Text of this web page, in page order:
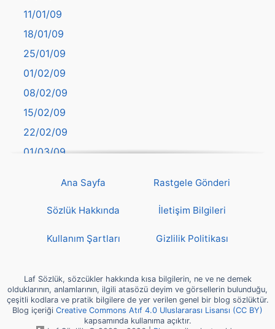
başkentler
Batman
Bayburt
Bilecik
Bingöl
Bitlis
Bolu
Burdur
Çankırı
Çorum
deyim
Diyarbakır
Dünya Haritasında Türkiye
11/01/09
18/01/09
25/01/09
01/02/09
08/02/09
15/02/09
22/02/09
01/03/09
22/03/09
19/04/09
26/04/09
Ana Sayfa Rastgele Gönderi
Sözlük Hakkında İletişim Bilgileri
Kullanım Şartları Gizlilik Politikası
Laf Sözlük, sözcükler hakkında kısa bilgilerin, ne ve ne demek
olduklarının, anlamlarının, ilgili atasözü deyim ve görsellerin bulunduğu,
çeşitli kodlara ve pratik bilgilere de yer verilen genel bir blog sözlüktür.
Blog içeriği Creative Commons Atıf 4.0 Uluslararası Lisansı (CC BY)
kapsamında kullanıma açıktır.